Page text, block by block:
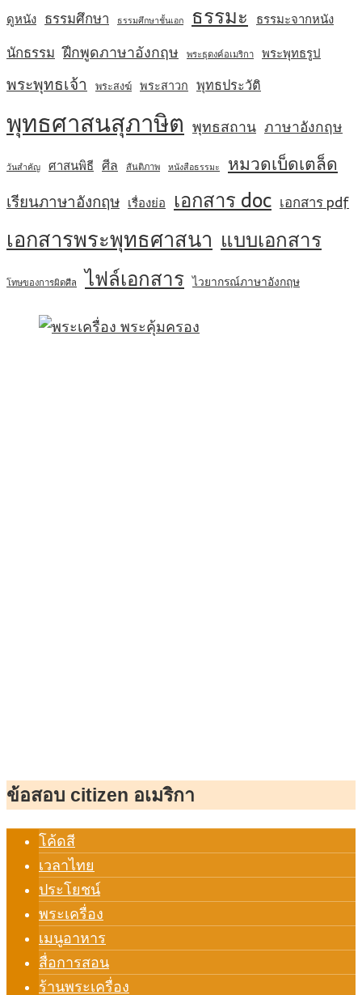
ดูหนัง ธรรมศึกษา ธรรมศึกษาชั้นเอก ธรรมะ ธรรมะจากหนัง
นักธรรม ฝึกพูดภาษาอังกฤษ พระธุดงค์อเมริกา พระพุทธรูป
พระพุทธเจ้า พระสงฆ์ พระสาวก พุทธประวัติ
พุทธศาสนสุภาษิต พุทธสถาน ภาษาอังกฤษ
วันสำคัญ ศาสนพิธี ศีล สันติภาพ หนังสือธรรมะ หมวดเบ็ดเตล็ด
เรียนภาษาอังกฤษ เรื่องย่อ เอกสาร doc เอกสาร pdf
เอกสารพระพุทธศาสนา แบบเอกสาร
โทษของการผิดศีล ไฟล์เอกสาร ไวยากรณ์ภาษาอังกฤษ
ข้อสอบ citizen อเมริกา
โค้ดสี
เวลาไทย
ประโยชน์
พระเครื่อง
เมนูอาหาร
สื่อการสอน
ร้านพระเครื่อง